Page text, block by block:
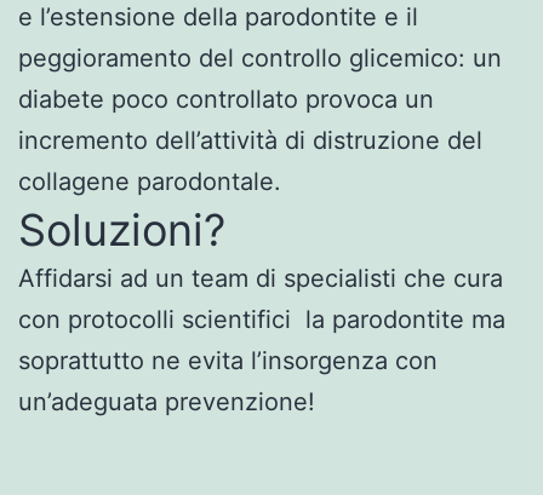
e l’estensione della parodontite e il
peggioramento del controllo glicemico: un
diabete poco controllato provoca un
incremento dell’attività di distruzione del
collagene parodontale.
Soluzioni?
Affidarsi ad un team di specialisti che cura
con protocolli scientifici la parodontite ma
soprattutto ne evita l’insorgenza con
un’adeguata prevenzione!